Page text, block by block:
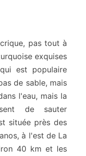
pas tout à
exquises
est populaire
de sable, mais
l'eau, mais la
de sauter
située près des
à l'est de La
40 km et les